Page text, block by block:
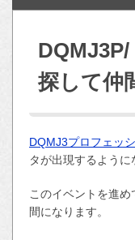
探して仲
DQMJ3プロフェッ
タが出現するように
このイベントを進
間になります。